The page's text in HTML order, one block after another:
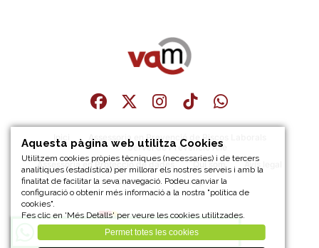
Inici
Assessoria en Prevenció de Riscos Laborals
Servei de Prevenció Aliè
Assessoria en Protecció de dades
Qui som
Avís legal
Contacte
Sitemap
Uneix-te al nostre canal deWhatsapp
Aquesta pàgina web utilitza Cookies
Utilitzem cookies pròpies tècniques (necessaries) i de tercers
analítiques (estadística) per millorar els nostres serveis i amb la
finalitat de facilitar la seva navegació. Podeu canviar la
configuració o obtenir més informació a la nostra "política de
cookies".
Fes clic en 'Més Detalls' per veure les cookies utilitzades.
Permet totes les cookies